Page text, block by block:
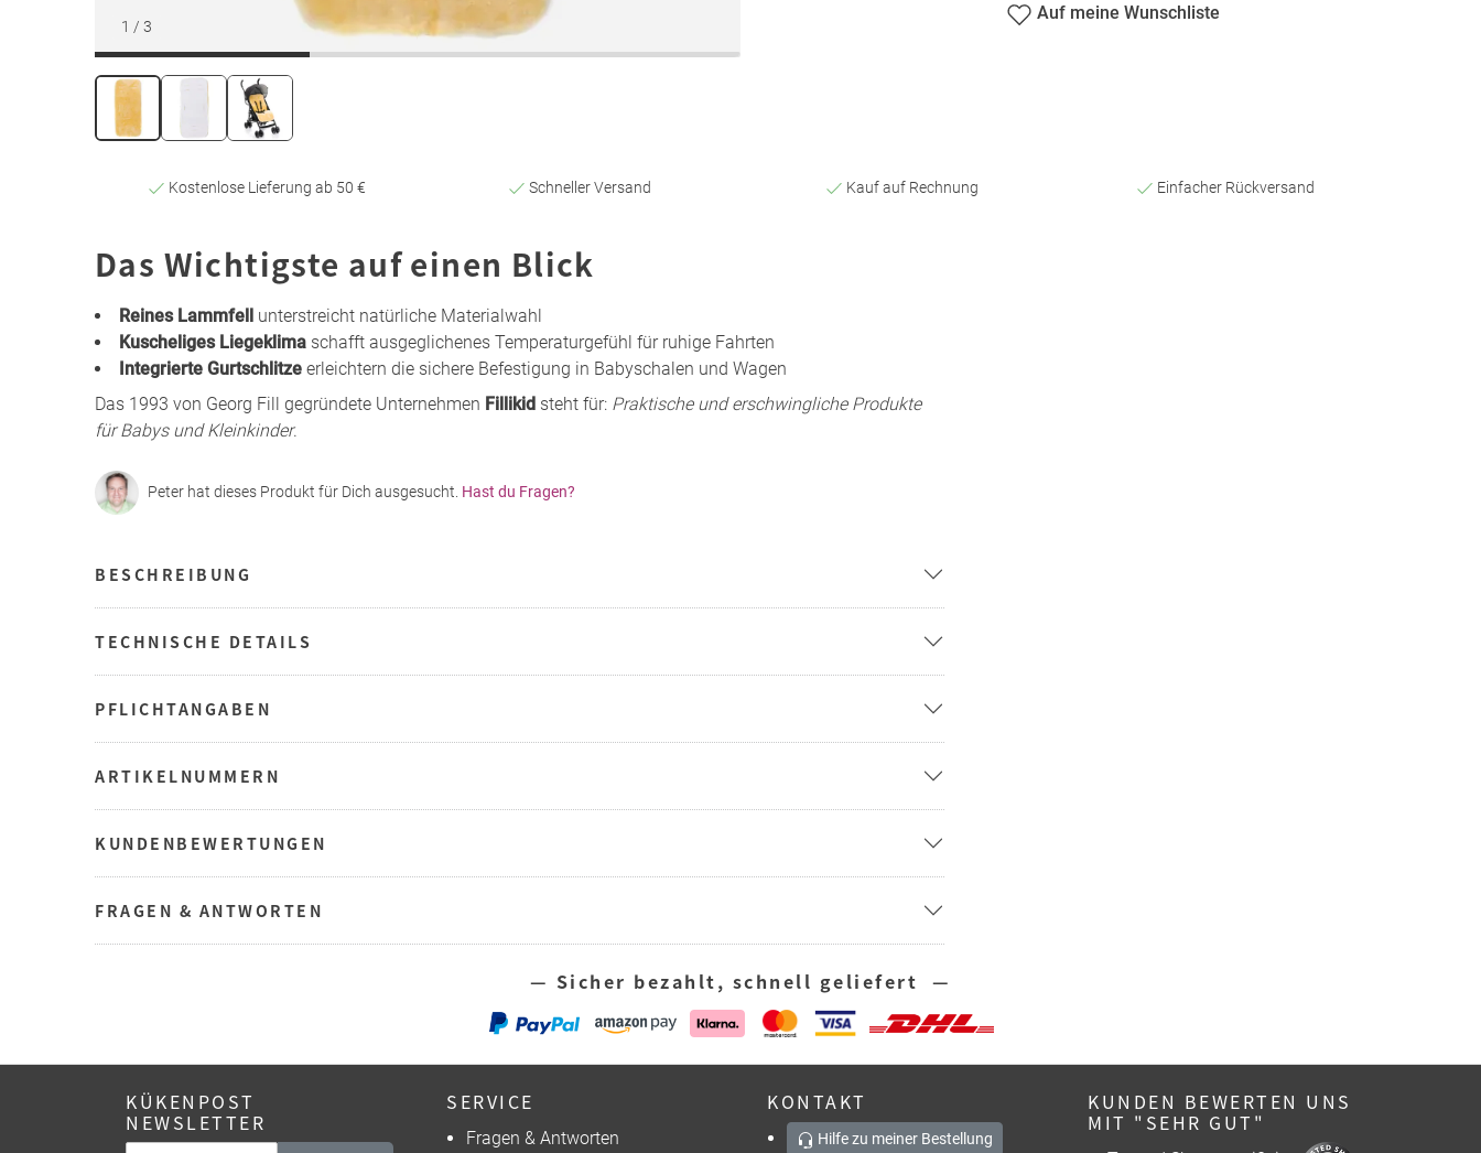
1 / 3
Auf meine Wunschliste
Kostenlose Lieferung ab 50 € Schneller Versand Kauf auf Rechnung Einfacher Rückversand
Das Wichtigste auf einen Blick
Reines Lammfell unterstreicht natürliche Materialwahl
Kuscheliges Liegeklima schafft ausgeglichenes Temperaturgefühl für ruhige Fahrten
Integrierte Gurtschlitze erleichtern die sichere Befestigung in Babyschalen und Wagen
Das 1993 von Georg Fill gegründete Unternehmen Fillikid steht für: Praktische und erschwingliche Produkte
für Babys und Kleinkinder.
Peter hat dieses Produkt für Dich ausgesucht. Hast du Fragen?
BESCHREIBUNG
TECHNISCHE DETAILS
PFLICHTANGABEN
ARTIKELNUMMERN
KUNDENBEWERTUNGEN
FRAGEN & ANTWORTEN
— Sicher bezahlt, schnell geliefert —
KÜKENPOST
NEWSLETTER
SERVICE
Fragen & Antworten
KONTAKT
Hilfe zu meiner Bestellung
KUNDEN BEWERTEN UNS
MIT "SEHR GUT"